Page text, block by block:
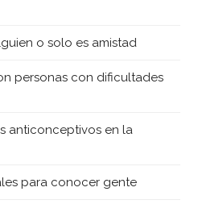
o solo es amistad
personas con dificultades
anticonceptivos en la
para conocer gente